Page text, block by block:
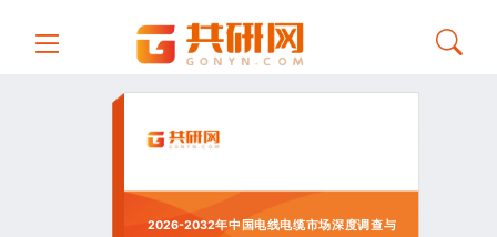
2026-2032年中国电线电缆市场深度调查与